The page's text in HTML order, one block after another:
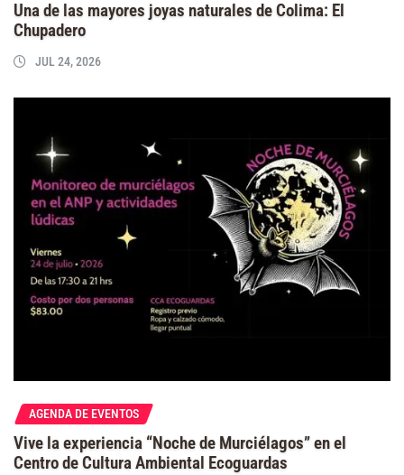
Una de las mayores joyas naturales de Colima: El
Chupadero
JUL 24, 2026
AGENDA DE EVENTOS
Vive la experiencia “Noche de Murciélagos” en el
Centro de Cultura Ambiental Ecoguardas